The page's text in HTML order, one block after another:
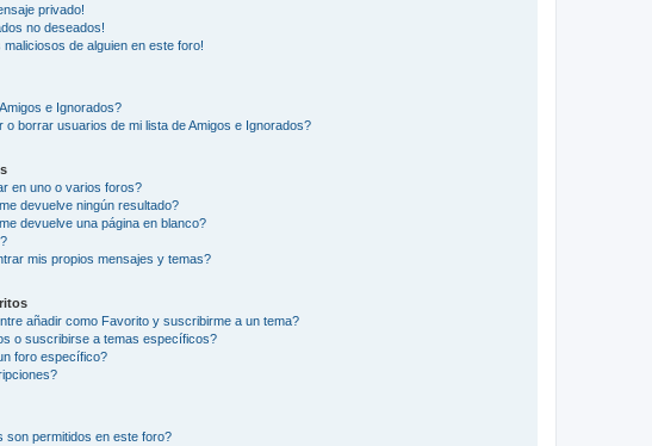
privado!
no deseados!
de alguien en este foro!
e Ignorados?
o borrar usuarios de mi lista de Amigos e Ignorados?
en uno o varios foros?
devuelve ningún resultado?
devuelve una página en blanco?
mis propios mensajes y temas?
añadir como Favorito y suscribirme a un tema?
o suscribirse a temas específicos?
foro específico?
son permitidos en este foro?